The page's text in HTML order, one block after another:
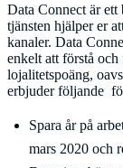
Data Connect är
tjänsten hjälper er
kanaler. Data
enkelt att förstå
lojalitetspoäng,
erbjuder följande
Spara år på
mars 2020 och